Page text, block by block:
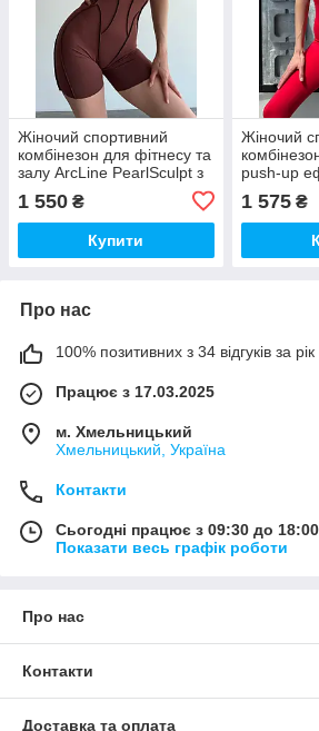
Жіночий спортивний
комбінезон для фітнесу та
залу ArcLine PearlSculpt з
Шоколадний (Choco Burn)
1 550 ₴
Купити
Жіночий
push-up
для
тренувань
1 575₴
Про нас
100% позитивних з 34 відгуків за рік
Працює з 17.03.2025
м. Хмельницький
Хмельницький, Україна
Контакти
Сьогодні працює з 09:30 до 18:00
Показати весь графік роботи
Про нас
Контакти
Доставка та оплата